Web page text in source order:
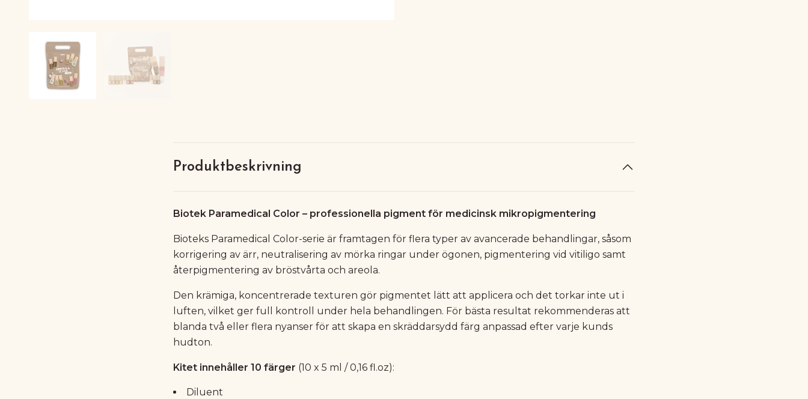
Produktbeskrivning
Biotek Paramedical Color – professionella pigment för medicinsk mikropigmentering
Bioteks Paramedical Color-serie är framtagen för flera typer av avancerade behandlingar, såsom
korrigering av ärr, neutralisering av mörka ringar under ögonen, pigmentering vid vitiligo samt
återpigmentering av bröstvårta och areola.
Den krämiga, koncentrerade texturen gör pigmentet lätt att applicera och det torkar inte ut i
luften, vilket ger full kontroll under hela behandlingen. För bästa resultat rekommenderas att
blanda två eller flera nyanser för att skapa en skräddarsydd färg anpassad efter varje kunds
hudton.
Kitet innehåller 10 färger (10 x 5 ml / 0,16 fl.oz):
Diluent